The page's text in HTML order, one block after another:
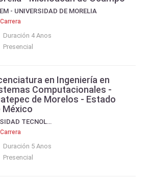
- UNIVERSIDAD DE MORELIA
Carrera
Duración 4 Anos
Presencial
en Ingeniería en
Computacionales -
de Morelos - Estado
México
UNITEC - UNIVERSIDAD TECNOLOGICA DE MEXICO
Carrera
Duración 5 Anos
Presencial